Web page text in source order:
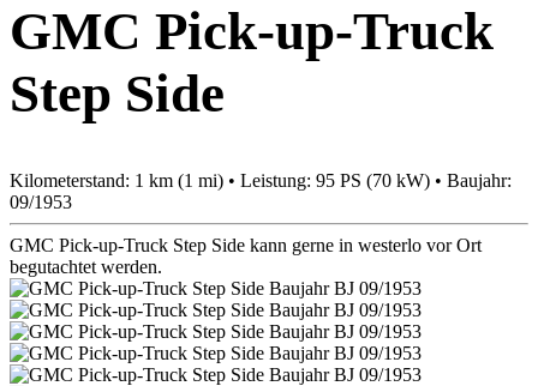
GMC Pick-up-Truck
Step Side
Kilometerstand: 1 km (1 mi) • Leistung: 95 PS (70 kW) • Baujahr:
09/1953
GMC Pick-up-Truck Step Side kann gerne in westerlo vor Ort
begutachtet werden.